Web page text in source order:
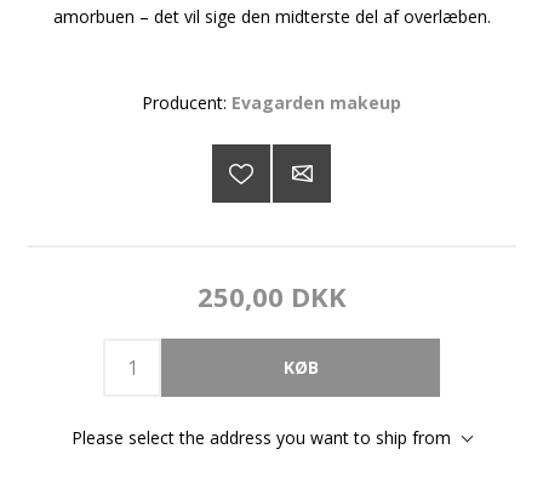
amorbuen – det vil sige den midterste del af overlæben.
Producent: Evagarden makeup
250,00 DKK
Please select the address you want to ship from